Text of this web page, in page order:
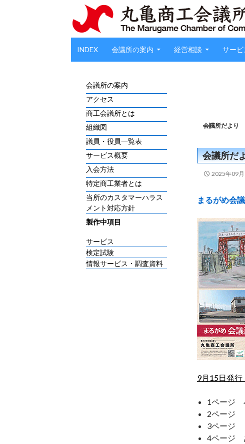
Search
INDEX
会議所の案内 経営相談 サービ
会議所だより
会議所だ
2025年09
まるがめ会
9月15日発
1ページ
2ページ
3ページ
4ページ
会議所の案内
アクセス
商工会議所とは
組織図
議員・役員一覧表
サービス概要
入会方法
特定商工業者とは
当所のカスタマーハラス
メント対応方針
製作中項目
サービス
検定試験
情報サービス・調査資料